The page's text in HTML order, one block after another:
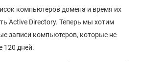
компьютеров домена и время их
Active Directory. Теперь мы хотим
записи компьютеров, которые не
120 дней.